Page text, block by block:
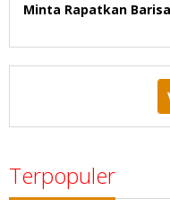
Minta Rapatkan
Terpopuler